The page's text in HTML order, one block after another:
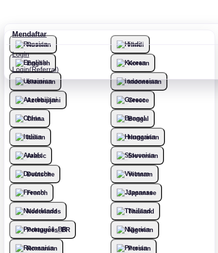
Russian
English
Ukrainian
Azerbaijani
China
Italian
Arabic
Deutsche
French
Nederlands
Português_BR
Romanian
Hindi
Korean
Indonesian
Greece
Bengal
Hungarian
Slovenian
Vietnam
Japanase
Thailand
Nigerian
Persian
Mendaftar
Login
Login(Referral)